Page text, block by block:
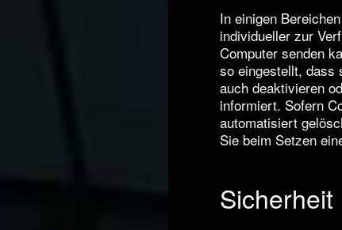
In einigen
individueller zur
Computer senden
so eingestellt, dass
auch deaktivieren
informiert. Sofern
automatisiert
Sie beim Setzen
Sicherheit